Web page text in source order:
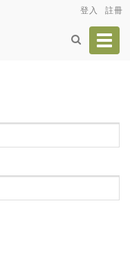
登入 註冊